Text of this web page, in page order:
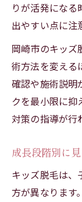
りが活発にな
出やすい点に注
岡崎市のキッズ
術方法を変える
確認や施術説明
クを最小限に
対策の指導が行
成長段階別に
キッズ脱毛は、
方が異なります